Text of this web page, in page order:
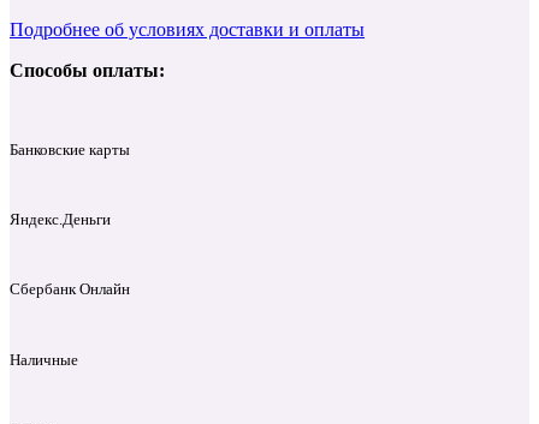
Подробнее об условиях доставки и оплаты
Способы оплаты:
Банковские карты
Яндекс.Деньги
Сбербанк Онлайн
Наличные